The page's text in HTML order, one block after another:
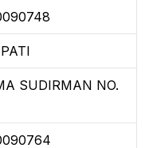
SUDIRMAN NO.